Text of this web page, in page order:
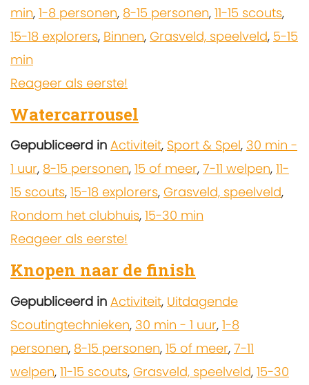
min, 1-8 personen, 8-15 personen, 11-15 scouts,
15-18 explorers, Binnen, Grasveld, speelveld, 5-15
min
Reageer als eerste!
Watercarrousel
Gepubliceerd in Activiteit, Sport & Spel, 30 min -
1 uur, 8-15 personen, 15 of meer, 7-11 welpen, 11-
15 scouts, 15-18 explorers, Grasveld, speelveld,
Rondom het clubhuis, 15-30 min
Reageer als eerste!
Knopen naar de finish
Gepubliceerd in Activiteit, Uitdagende
Scoutingtechnieken, 30 min - 1 uur, 1-8
personen, 8-15 personen, 15 of meer, 7-11
welpen, 11-15 scouts, Grasveld, speelveld, 15-30